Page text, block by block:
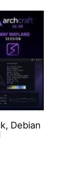
Debian